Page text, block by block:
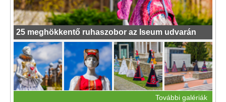
25 meghökkentő ruhaszobor az Iseum udvarán
További galériák